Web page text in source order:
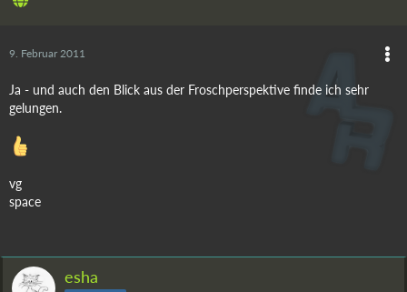
9. Februar 2011
Ja - und auch den Blick aus der Froschperspektive finde ich sehr
gelungen.
vg
space
esha